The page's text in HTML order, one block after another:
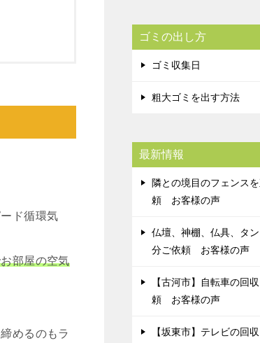
ド循環気
部屋の空気
めるのもラ
ゴミの出し方
ゴミ収集日
粗大ゴミを出す方法
最新情報
隣との境目のフェンス
頼 お客様の声
仏壇、神棚、仏具、タ
分ご依頼 お客様の声
【古河市】自転車の回
頼 お客様の声
【坂東市】テレビの回